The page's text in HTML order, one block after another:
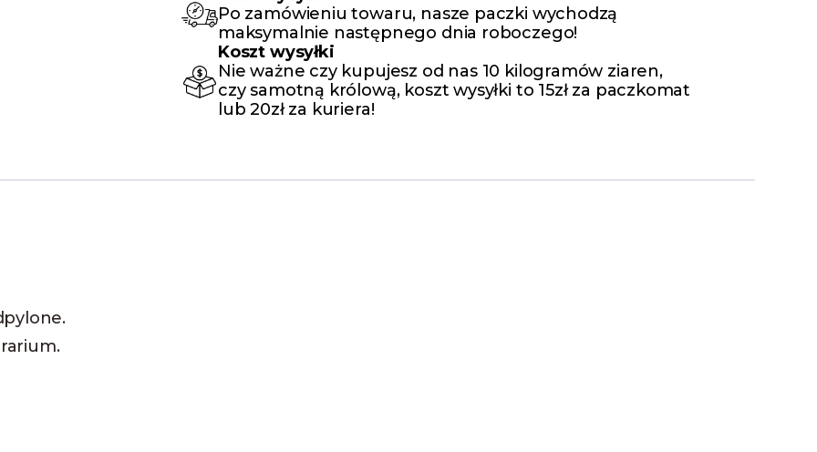
Po zamówieniu towaru, nasze paczki wychodzą
maksymalnie następnego dnia roboczego!
Koszt wysyłki
Nie ważne czy kupujesz od nas 10 kilogramów ziaren,
czy samotną królową, koszt wysyłki to 15zł za paczkomat
lub 20zł za kuriera!